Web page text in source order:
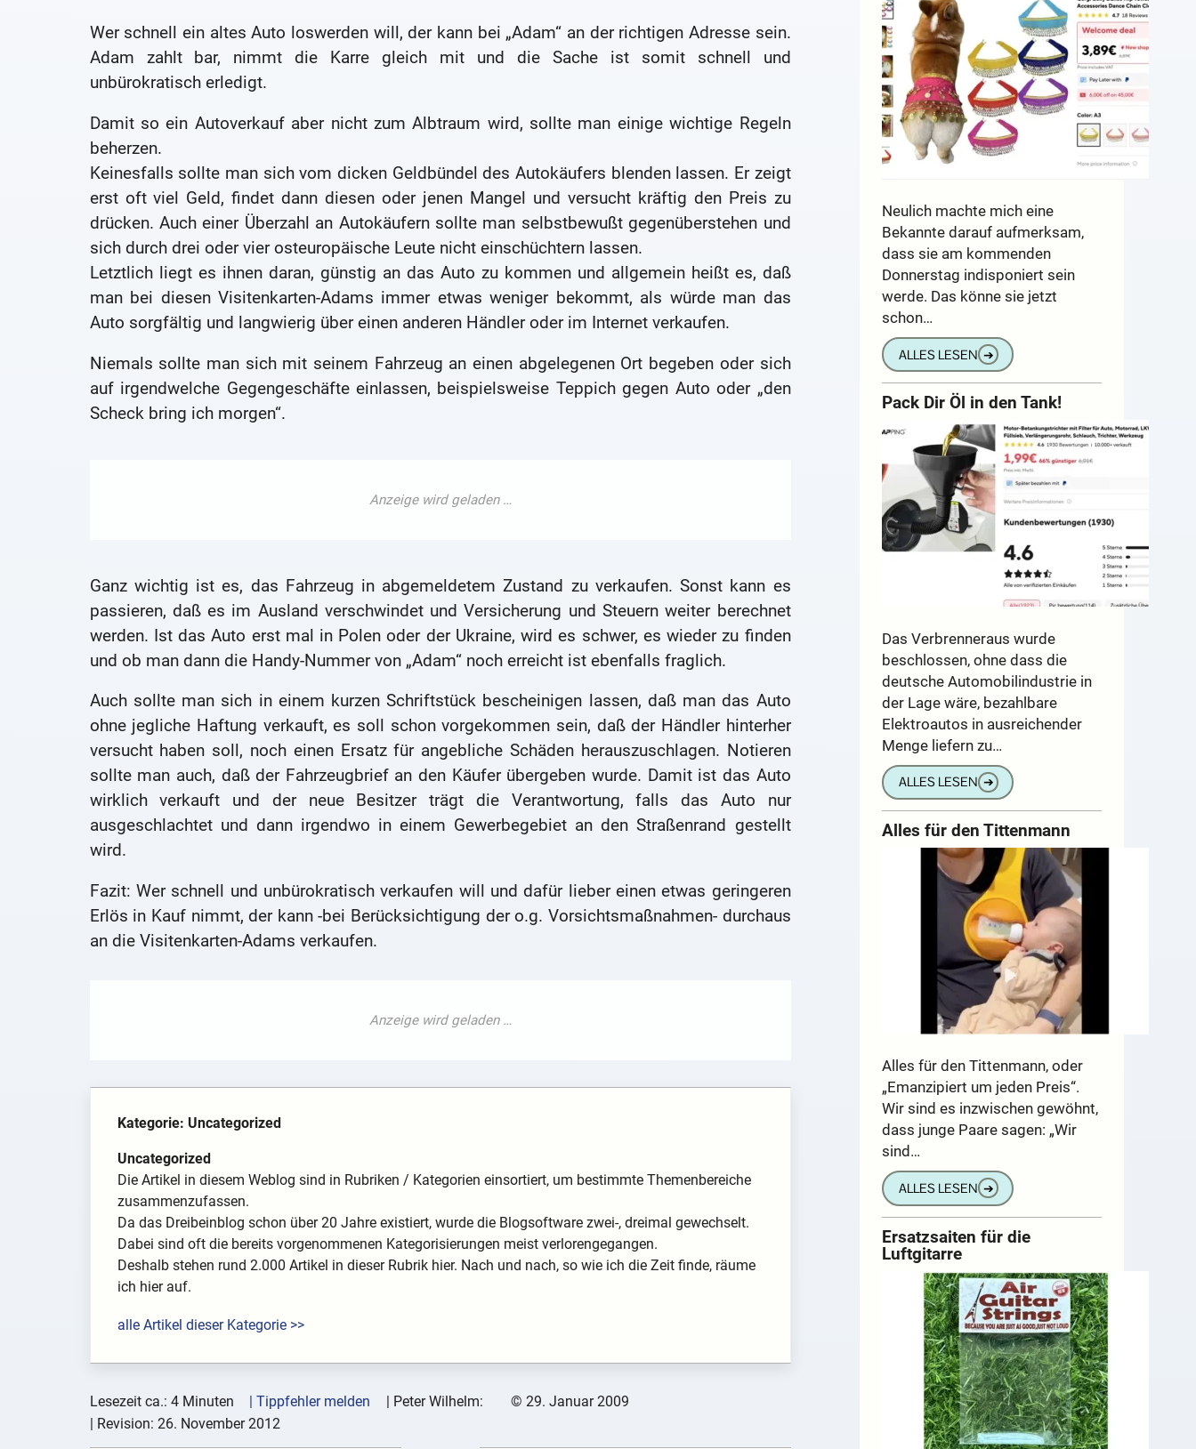
Wer schnell ein altes Auto loswerden will, der kann bei „Adam“ an der richtigen Adresse sein.
Adam zahlt bar, nimmt die Karre gleich mit und die Sache ist somit schnell und
unbürokratisch erledigt.
Damit so ein Autoverkauf aber nicht zum Albtraum wird, sollte man einige wichtige Regeln
beherzen.
Keinesfalls sollte man sich vom dicken Geldbündel des Autokäufers blenden lassen. Er zeigt
erst oft viel Geld, findet dann diesen oder jenen Mangel und versucht kräftig den Preis zu
drücken. Auch einer Überzahl an Autokäufern sollte man selbstbewußt gegenüberstehen und
sich durch drei oder vier osteuropäische Leute nicht einschüchtern lassen.
Letztlich liegt es ihnen daran, günstig an das Auto zu kommen und allgemein heißt es, daß
man bei diesen Visitenkarten-Adams immer etwas weniger bekommt, als würde man das
Auto sorgfältig und langwierig über einen anderen Händler oder im Internet verkaufen.
Niemals sollte man sich mit seinem Fahrzeug an einen abgelegenen Ort begeben oder sich
auf irgendwelche Gegengeschäfte einlassen, beispielsweise Teppich gegen Auto oder „den
Scheck bring ich morgen“.
Ganz wichtig ist es, das Fahrzeug in abgemeldetem Zustand zu verkaufen. Sonst kann es
passieren, daß es im Ausland verschwindet und Versicherung und Steuern weiter berechnet
werden. Ist das Auto erst mal in Polen oder der Ukraine, wird es schwer, es wieder zu finden
und ob man dann die Handy-Nummer von „Adam“ noch erreicht ist ebenfalls fraglich.
Auch sollte man sich in einem kurzen Schriftstück bescheinigen lassen, daß man das Auto
ohne jegliche Haftung verkauft, es soll schon vorgekommen sein, daß der Händler hinterher
versucht haben soll, noch einen Ersatz für angebliche Schäden herauszuschlagen. Notieren
sollte man auch, daß der Fahrzeugbrief an den Käufer übergeben wurde. Damit ist das Auto
wirklich verkauft und der neue Besitzer trägt die Verantwortung, falls das Auto nur
ausgeschlachtet und dann irgendwo in einem Gewerbegebiet an den Straßenrand gestellt
wird.
Fazit: Wer schnell und unbürokratisch verkaufen will und dafür lieber einen etwas geringeren
Erlös in Kauf nimmt, der kann -bei Berücksichtigung der o.g. Vorsichtsmaßnahmen- durchaus
an die Visitenkarten-Adams verkaufen.
Kategorie: Uncategorized
Uncategorized
Die Artikel in diesem Weblog sind in Rubriken / Kategorien einsortiert, um bestimmte Themenbereiche
zusammenzufassen.
Da das Dreibeinblog schon über 20 Jahre existiert, wurde die Blogsoftware zwei-, dreimal gewechselt.
Dabei sind oft die bereits vorgenommenen Kategorisierungen meist verlorengegangen.
Deshalb stehen rund 2.000 Artikel in dieser Rubrik hier. Nach und nach, so wie ich die Zeit finde, räume
ich hier auf.
alle Artikel dieser Kategorie >>
Lesezeit ca.: 4 Minuten | Tippfehler melden | Peter Wilhelm: © 29. Januar 2009
| Revision: 26. November 2012
Neulich machte mich eine
Bekannte darauf aufmerksam,
dass sie am kommenden
Donnerstag indisponiert sein
werde. Das könne sie jetzt
schon…
ALLES LESEN ➔
Pack Dir Öl in den Tank!
Das Verbrenneraus wurde
beschlossen, ohne dass die
deutsche Automobilindustrie in
der Lage wäre, bezahlbare
Elektroautos in ausreichender
Menge liefern zu…
ALLES LESEN ➔
Alles für den Tittenmann
Alles für den Tittenmann, oder
„Emanzipiert um jeden Preis“.
Wir sind es inzwischen gewöhnt,
dass junge Paare sagen: „Wir
sind…
ALLES LESEN ➔
Ersatzsaiten für die
Luftgitarre